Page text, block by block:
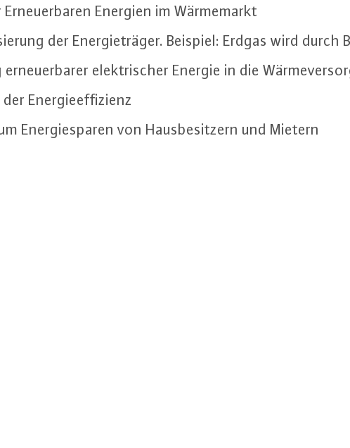
Er­neu­er­ba­ren Energien im Wär­me­markt
der En­er­gie­trä­ger. Beispiel: Erdgas wird
er­neu­er­ba­rer elek­tri­scher Energie in die
En­er­gie­ef­fi­zi­enz
En­er­gie­spa­ren von Haus­be­sit­zern und Mietern